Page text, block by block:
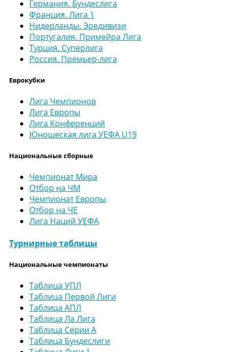
Германия. Бундеслига
Франция. Лига 1
Нидерланды. Эредивизи
Португалия. Примейра Лига
Турция. Суперлига
Россия. Премьер-лига
Еврокубки
Лига Чемпионов
Лига Европы
Лига Конференций
Юношеская лига УЕФА U19
Национальные сборные
Чемпионат Мира
Отбор на ЧМ
Чемпионат Европы
Отбор на ЧЕ
Лига Наций УЕФА
Турнирные таблицы
Национальные чемпионаты
Таблица УПЛ
Таблица Первой Лиги
Таблица АПЛ
Таблица Ла Лига
Таблица Серии А
Таблица Бундеслиги